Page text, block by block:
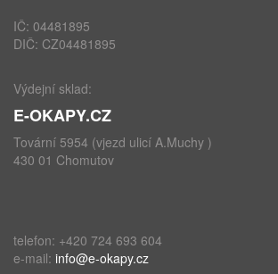
IČ: 04481895
DIČ: CZ04481895
Výdejní sklad:
E-OKAPY.CZ
Tovární 5954 (vjezd ulicí A.Muchy )
430 01 Chomutov
telefon: +420 724 693 604
e-mail: info@e-okapy.cz